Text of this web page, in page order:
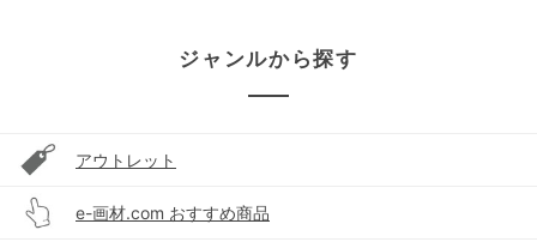
ジャンルから探す
アウトレット
e-画材.com おすすめ商品